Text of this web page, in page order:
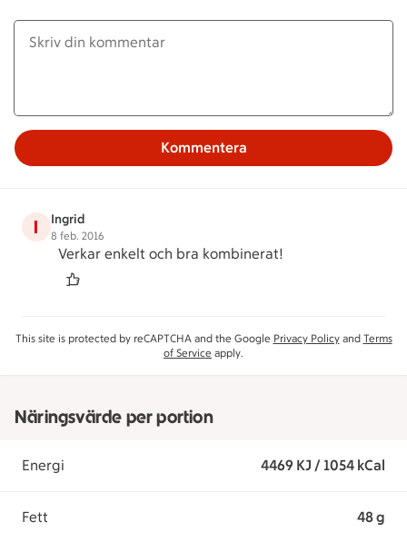
Kommentera
I Ingrid
8 feb. 2016
Verkar enkelt och bra kombinerat!
This site is protected by reCAPTCHA and the Google Privacy Policyand Terms
of Service apply.
Näringsvärde per portion
Energi 4469 KJ / 1054 kCal
Fett 48 g